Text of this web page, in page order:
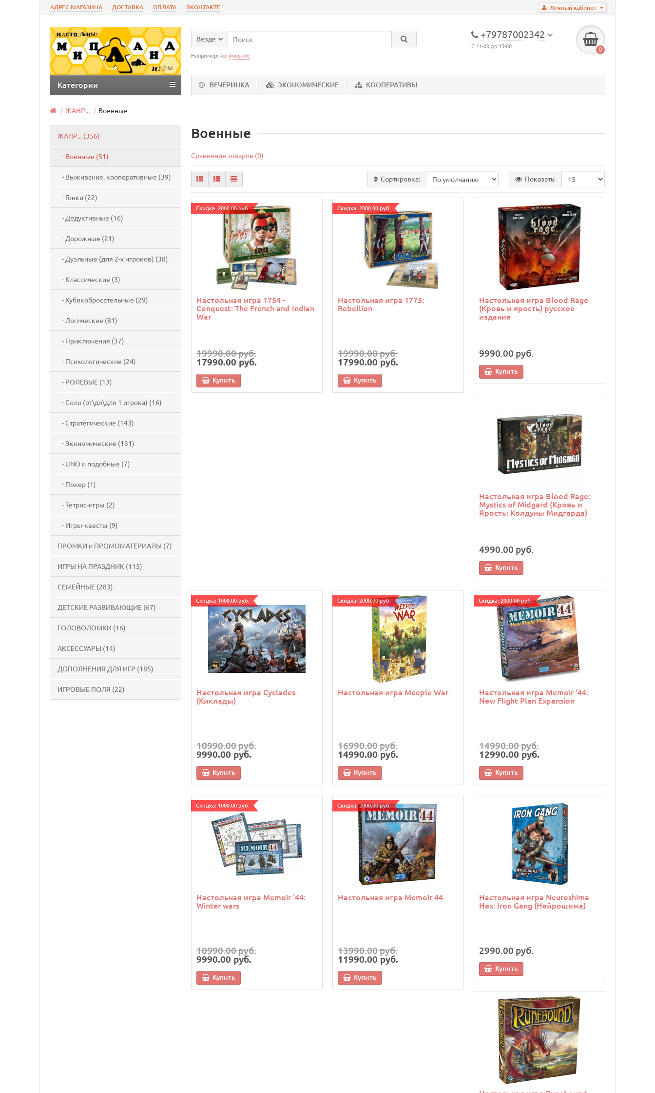
Личный кабинет
АДРЕС МАГАЗИНА ДОСТАВКА ОПЛАТА ВКОНТАКТЕ
+79787002342
С 11-00 до 15-00 0
Везде
Например: логические
ВЕЧЕРИНКА ЭКОНОМИЧЕСКИЕ КООПЕРАТИВЫ
Категории
ЖАНР... Военные
ЖАНР... (356)
- Военные (51)
- Выживание, кооперативные (39)
- Гонки (22)
- Дедуктивные (16)
- Дорожные (21)
- Дуэльные (для 2-х игроков) (38)
- Классические (3)
- Кубикобросательные (29)
- Логические (81)
- Приключения (37)
- Психологические (24)
- РОЛЕВЫЕ (13)
- Соло (от\до\для 1 игрока) (16)
- Стратегические (143)
- Экономические (131)
- UNO и подобные (7)
- Покер (1)
- Тетрис-игры (2)
- Игры-квесты (9)
ПРОМКИ и ПРОМОМАТЕРИАЛЫ (7)
ИГРЫ НА ПРАЗДНИК (115)
СЕМЕЙНЫЕ (283)
ДЕТСКИЕ РАЗВИВАЮЩИЕ (67)
ГОЛОВОЛОМКИ (16)
АКСЕССУАРЫ (14)
ДОПОЛНЕНИЯ ДЛЯ ИГР (185)
ИГРОВЫЕ ПОЛЯ (22)
Военные
Сравнение товаров (0)
Сортировка: Показать:
Cкидка: 2000.00 руб.
Настольная игра 1754 -
Conquest: The French and Indian
War
19990.00 руб.
17990.00 руб.
Купить
Cкидка: 2000.00 руб.
Настольная игра 1775:
Rebellion
19990.00 руб.
17990.00 руб.
Купить
Настольная игра Blood Rage
(Кровь и ярость) русское
издание
9990.00 руб.
Купить
Настольная игра Blood Rage:
Mystics of Midgard (Кровь и
Ярость: Колдуны Мидгарда)
4990.00 руб.
Купить
Cкидка: 1000.00 руб.
Настольная игра Cyclades
(Киклады)
10990.00 руб.
9990.00 руб.
Купить
Cкидка: 2000.00 руб.
Настольная игра Meeple War
16990.00 руб.
14990.00 руб.
Купить
Cкидка: 2000.00 руб.
Настольная игра Memoir '44:
New Flight Plan Expansion
14990.00 руб.
12990.00 руб.
Купить
Cкидка: 1000.00 руб.
Настольная игра Memoir '44:
Winter wars
10990.00 руб.
9990.00 руб.
Купить
Cкидка: 2000.00 руб.
Настольная игра Memoir 44
13990.00 руб.
11990.00 руб.
Купить
Настольная игра Neuroshima
Hex: Iron Gang (Нейрошима)
2990.00 руб.
Купить